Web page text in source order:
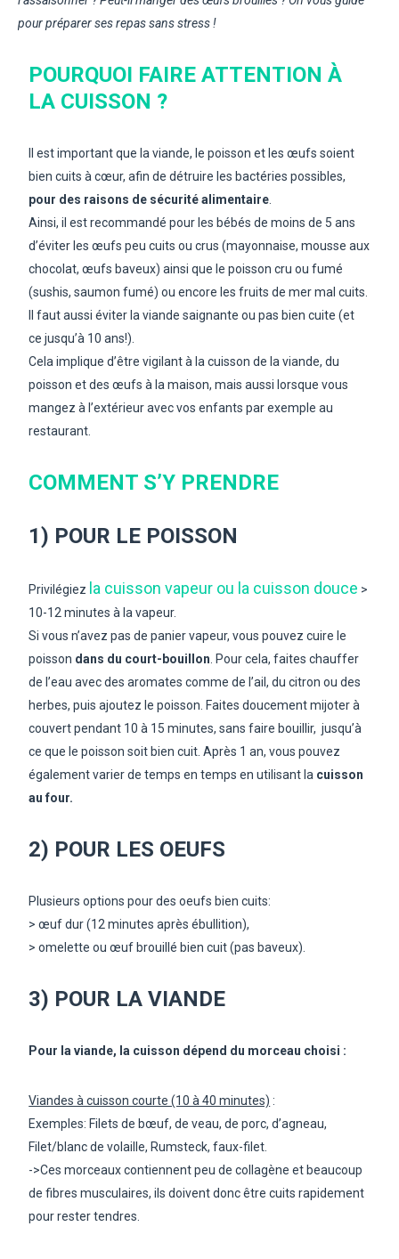
pour préparer ses repas sans stress !
POURQUOI FAIRE ATTENTION À
LA CUISSON ?
Il est important que la viande, le poisson et les œufs soient
bien cuits à cœur, afin de détruire les bactéries possibles,
pour des raisons de sécurité alimentaire
Ainsi, il est recommandé pour les bébés de moins de 5 ans
d’éviter les œufs peu cuits ou crus (mayonnaise, mousse aux
chocolat, œufs baveux) ainsi que le poisson cru ou fumé
(sushis, saumon fumé) ou encore les fruits de mer mal cuits.
Il faut aussi éviter la viande saignante ou pas bien cuite (et
ce jusqu’à 10 ans!).
Cela implique d’être vigilant à la cuisson de la viande, du
poisson et des œufs à la maison, mais aussi lorsque vous
mangez à l’extérieur avec vos enfants par exemple au
restaurant.
COMMENT S’Y PRENDRE
1) POUR LE POISSON
Privilégiez la cuisson vapeur ou la cuisson douce >
10-12 minutes à la vapeur.
Si vous n’avez pas de panier vapeur, vous pouvez cuire le
poisson dans du court-bouillon . Pour cela, faites chauffer
de l’eau avec des aromates comme de l’ail, du citron ou des
herbes, puis ajoutez le poisson. Faites doucement mijoter à
couvert pendant 10 à 15 minutes, sans faire bouillir, jusqu’à
ce que le poisson soit bien cuit.Après 1 an, vous pouvez
également varier de temps en temps en utilisant la cuisson
au four.
2) POUR LES OEUFS
Plusieurs options pour des oeufs bien cuits:
> œuf dur (12 minutes après ébullition),
> omelette ou œuf brouillé bien cuit (pas baveux).
3) POUR LA VIANDE
Pour la viande, la cuisson dépend du morceau choisi :
Viandes à cuisson courte (10 à 40 minutes) :
Exemples: Filets de bœuf, de veau, de porc, d’agneau,
Filet/blanc de volaille, Rumsteck, faux-filet.
->Ces morceaux contiennent peu de collagène et beaucoup
de fibres musculaires, ils doivent donc être cuits rapidement
pour rester tendres.